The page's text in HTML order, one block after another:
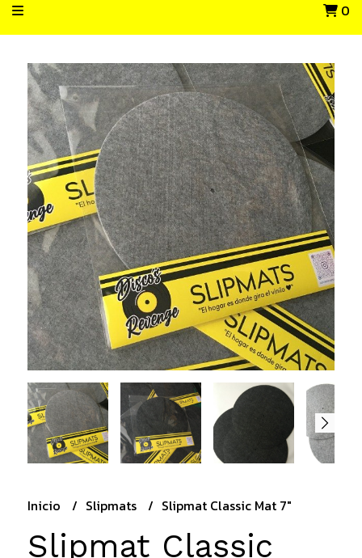
0
Inicio Slipmats Slipmat Classic Mat 7"
Slipmat Classic